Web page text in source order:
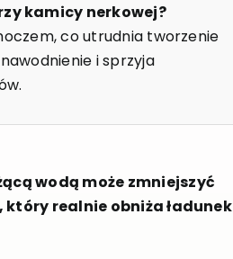
kamicy nerkowej?
co utrudnia tworzenie
i sprzyja
wodą może zmniejszyć
realnie obniża ładunek